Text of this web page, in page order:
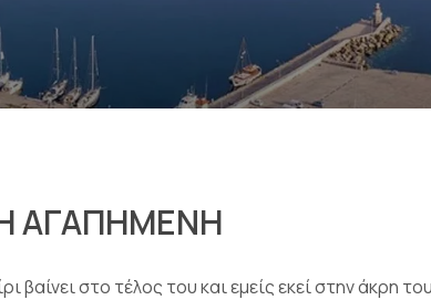
ΑΓΑΠΗΜΕΝΗ
βαίνει στο τέλος του και εμείς εκεί στην άκρη